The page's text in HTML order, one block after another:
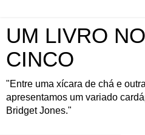
UM LIVRO
CINCO
"Entre uma xícara de chá e
apresentamos um variado
Bridget Jones."